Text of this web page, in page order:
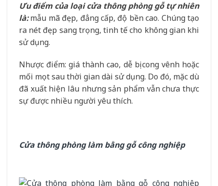
Ưu điểm của loại cửa thông phòng gỗ tự nhiên
là:mẫu mã đẹp, đẳng cấp, độ bền cao. Chúng tạo
ra nét đẹp sang trọng, tinh tế cho không gian khi
sử dụng.
Nhược điểm: giá thành cao, dễ bị cong vênh hoặc
mối mọt sau thời gian dài sử dụng. Do đó, mặc dù
đã xuất hiện lâu nhưng sản phẩm vẫn chưa thực
sự được nhiều người yêu thích.
Cửa thông phòng làm bằng gỗ công nghiệp